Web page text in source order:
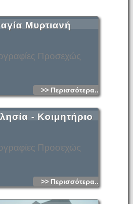
Προσεχώς
Μυρτιανή
>> Περισσότερα...
Προσεχώς
- Κοιμητήριο
>> Περισσότερα...